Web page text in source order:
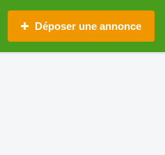
Déposer une annonce